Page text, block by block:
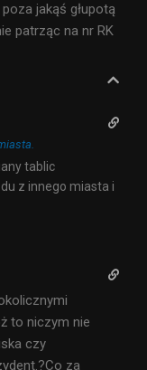
jakąś głupotą
patrząc na nr RK
tablic
z innego miasta i
to niczym nie
czy
za